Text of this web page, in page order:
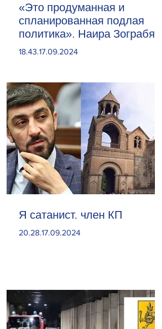
«Это продуманная и
спланированная подлая
политика». Наира Зограбян
18.43.17.09.2024
Я сатанист. член КП
20.28.17.09.2024